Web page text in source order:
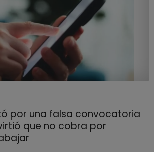
por una falsa convocatoria
que no cobra por